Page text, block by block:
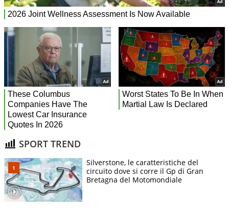
SPORT TREND
Silverstone, le caratteristiche del
circuito dove si corre il Gp di Gran
Bretagna del Motomondiale